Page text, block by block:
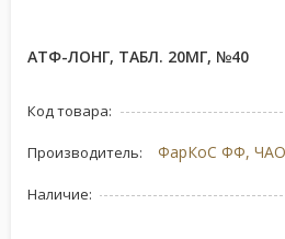
АТФ-ЛОНГ, ТАБЛ. 20МГ, №40
Код товара:
Производитель:
Наличие: